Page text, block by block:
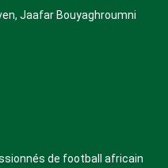
Jaafar Bouyaghroumni
de football africain